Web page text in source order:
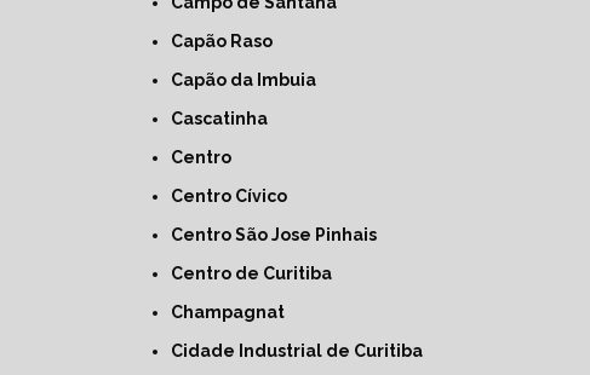
Capão Raso
Capão da Imbuia
Cascatinha
Centro
Centro Cívico
Centro São Jose Pinhais
Centro de Curitiba
Champagnat
Cidade Industrial de Curitiba